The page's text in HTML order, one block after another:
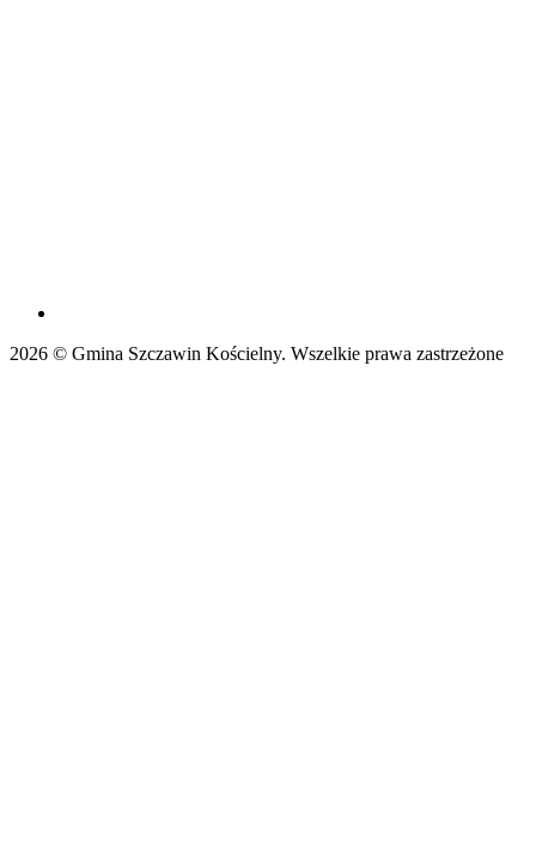
2026 © Gmina Szczawin Kościelny. Wszelkie prawa zastrzeżone